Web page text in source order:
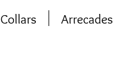
Collars Arrecades